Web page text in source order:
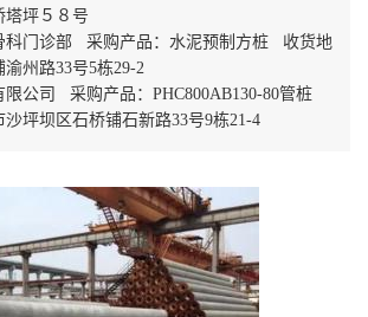
塔坪５８号
科门诊部 采购产品：水泥预制方桩 收货地
州路33号5栋29-2
限公司 采购产品：PHC800AB130-80管桩
坪坝区石桥铺石新路33号9栋21-4